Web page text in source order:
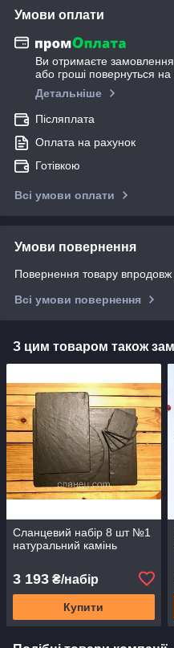
Умови оплати
Ви отримаєте замовлення
або гроші повернуться на
Детальніше
Післяплата
Оплата на рахунок
Готівкою
Всі умови оплати
Умови повернення
Повернення товару впродовж
Всі умови повернення
З цим товаром також
Сланцевий набір 8 шт №1
натуральний камінь
3 193 ₴/набір
Купити